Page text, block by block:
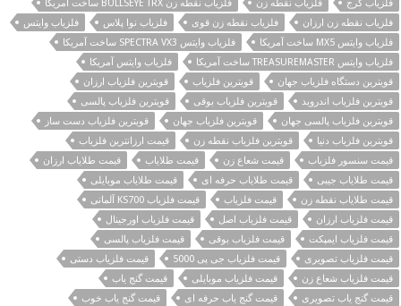
فلزیاب کرج فلزیاب نقطه زن
فلزیاب نقطه زن BULLSEYE TRX ساخت آمریکا
فلزیاب نقطه زن ارزان
فلزیاب نقطه زن قوی فلزیاب نوا پلاس
فلزیاب وایتس
فلزیاب وایتس MX5 ساخت آمریکا
فلزیاب وایتس SPECTRA VX3 ساخت آمریکا
فلزیاب وایتس TREASUREMASTER ساخت آمریکا
فلزیاب وایتس آمریکا
قویترین دستگاه فلزیاب جهان
قویترین فلزیاب
قویترین فلزیاب ارزان
قویترین فلزیاب اندروید
قویترین فلزیاب بوقی
قویترین فلزیاب پالسی
قویترین فلزیاب پالسی جهان
قویترین فلزیاب جهان
قویترین فلزیاب دست ساز
قویترین فلزیاب دنیا
قویترین فلزیاب نقطه زن
قیمت ارزانترین فلزیاب
قیمت سنسور فلزیاب
قیمت شعاع زن قیمت طلایاب
قیمت طلایاب ارزان
قیمت طلایاب جیبی
قیمت طلایاب حرفه ای
قیمت طلایاب موبایلی
قیمت طلایاب نقطه زن
قیمت فلزیاب
قیمت فلزیاب KS700 آلمانی
قیمت فلزیاب ارزان
قیمت فلزیاب اصل
قیمت فلزیاب اورجینال
قیمت فلزیاب ایمپکت
قیمت فلزیاب بوقی
قیمت فلزیاب پالسی
قیمت فلزیاب تصویری
قیمت فلزیاب جی پی 5000
قیمت فلزیاب دستی
قیمت فلزیاب شعاع زن
قیمت فلزیاب موبایلی
قیمت گنج یاب
قیمت گنج یاب تصویری
قیمت گنج یاب حرفه ای
قیمت گنج یاب خوب